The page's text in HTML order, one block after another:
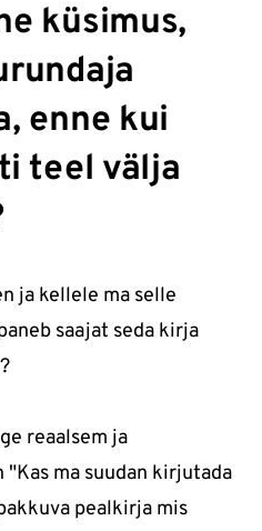
küsimus,
enne kui
teel välja
ja kellele ma selle
saajat seda kirja
reaalsem ja
ma suudan kirjutada
pealkirja mis